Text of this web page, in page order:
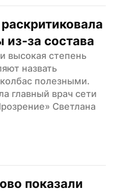
из-за состава
высокая степень
назвать
полезными.
главный врач сети
Светлана
показали